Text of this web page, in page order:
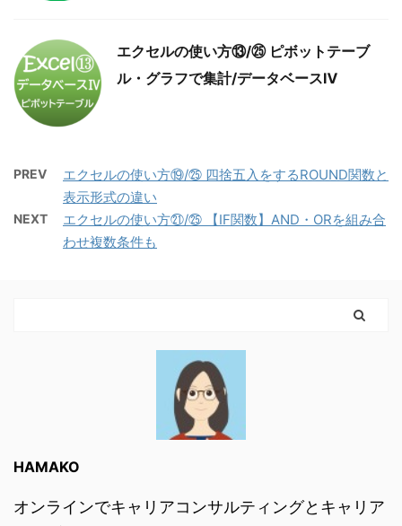
エクセルの使い方⑬/㉕ ピボットテーブ
ル・グラフで集計/データベースⅣ
PREV
エクセルの使い方⑲/㉕ 四捨五入をするROUND関数と
表示形式の違い
NEXT
エクセルの使い方㉑/㉕ 【IF関数】AND・ORを組み合
わせ複数条件も
HAMAKO
オンラインでキャリアコンサルティングとキャリア